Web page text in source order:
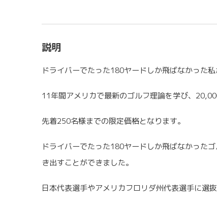
説明
ドライバーでたった180ヤードしか飛ばなかった
11年間アメリカで最新のゴルフ理論を学び、
先着250名様までの限定価格となります。
ドライバーでたった180ヤードしか飛ばなかった
き出すことができました。
日本代表選手やアメリカフロリダ州代表選手に選